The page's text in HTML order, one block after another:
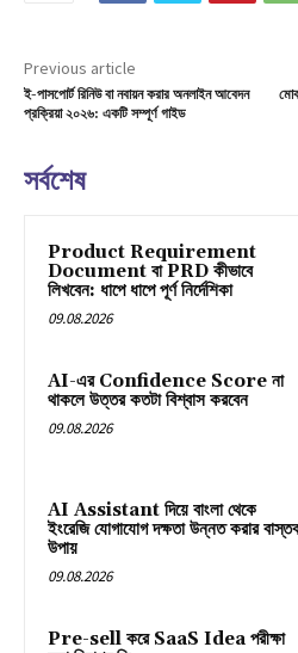
Previous article
ই-পাসপোর্ট রিনিউ বা নবায়ন করার অনলাইন আবেদন
প্রক্রিয়া ২০২৬: একটি সম্পূর্ণ গাইড
সর্বশেষ
Product Requirement
Document বা PRD কীভাবে
লিখবেন: ধাপে ধাপে পূর্ণ নির্দেশিকা
09.08.2026
AI-এর Confidence Score না
থাকলে উত্তর কতটা বিশ্বাস করবেন
09.08.2026
AI Assistant দিয়ে বাংলা থেকে
ইংরেজি যোগাযোগ দক্ষতা উন্নত করার বাস্তব
উপায়
09.08.2026
Pre-sell করে SaaS Idea পরীক্ষা